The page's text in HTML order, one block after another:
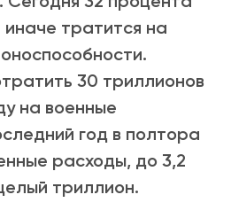
тратится на
30 триллионов
на военные
год в полтора
расходы, до 3,2
триллион.